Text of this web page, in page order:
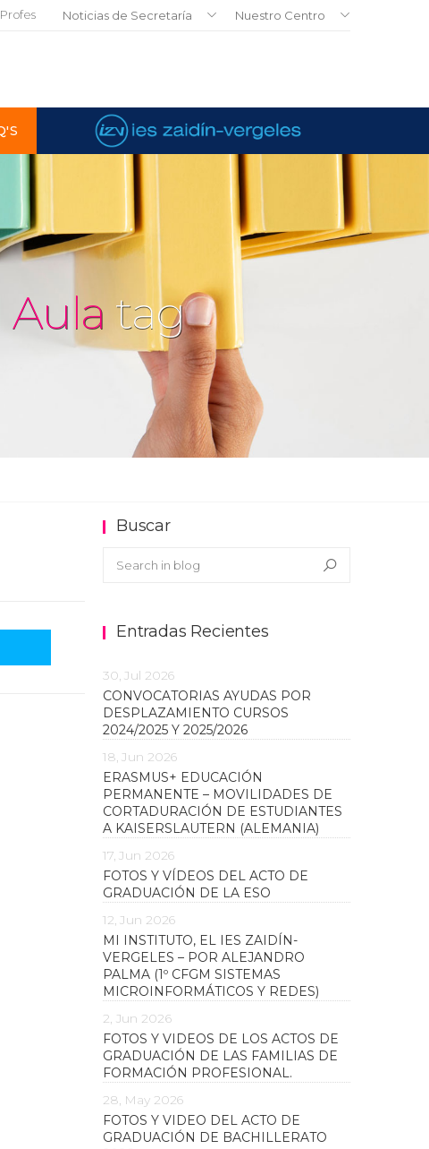
Noticias de Secretaría Nuestro Centro
tag
Buscar
Buscar en el blog
Search
Entradas Recientes
30, Jul 2026
CONVOCATORIAS AYUDAS POR
DESPLAZAMIENTO CURSOS
2024/2025 Y 2025/2026
18, Jun 2026
ERASMUS+ EDUCACIÓN
PERMANENTE – MOVILIDADES DE
CORTADURACIÓN DE ESTUDIANTES
A KAISERSLAUTERN (ALEMANIA)
17, Jun 2026
FOTOS Y VÍDEOS DEL ACTO DE
GRADUACIÓN DE LA ESO
12, Jun 2026
MI INSTITUTO, EL IES ZAIDÍN-
VERGELES – POR ALEJANDRO
PALMA (1º CFGM SISTEMAS
MICROINFORMÁTICOS Y REDES)
2, Jun 2026
FOTOS Y VIDEOS DE LOS ACTOS DE
GRADUACIÓN DE LAS FAMILIAS DE
FORMACIÓN PROFESIONAL.
28, May 2026
FOTOS Y VIDEO DEL ACTO DE
GRADUACIÓN DE BACHILLERATO